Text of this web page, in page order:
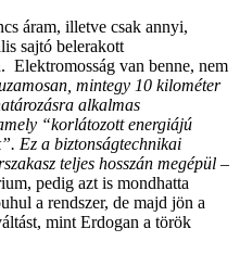
áram, illetve csak annyi,
sajtó belerakott
Elektromosság van benne, nem
mintegy 10 kilométer
alkalmas
“korlátozott energiájú
Ez a biztonságtechnikai
teljes hosszán megépül –
pedig azt is mondhatta
a rendszer, de majd jön a
mint Erdogan a török